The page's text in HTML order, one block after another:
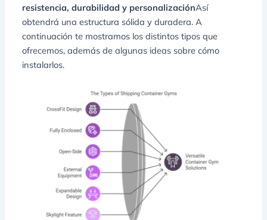
resistencia, durabilidad y personalizaciónAsí
obtendrá una estructura sólida y duradera. A
continuación te mostramos los distintos tipos que
ofrecemos, además de algunas ideas sobre cómo
instalarlos.